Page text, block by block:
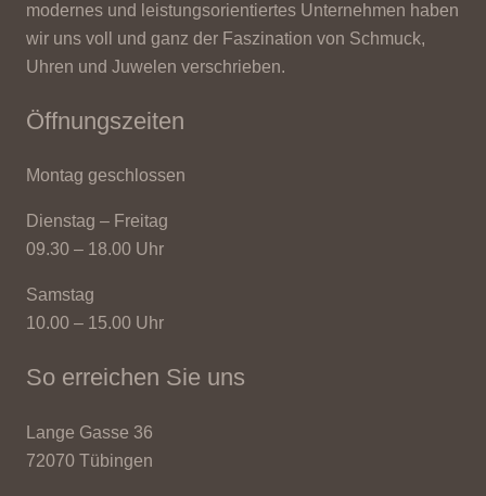
modernes und leistungsorientiertes Unternehmen haben
wir uns voll und ganz der Faszination von Schmuck,
Uhren und Juwelen verschrieben.
Öffnungszeiten
Montag geschlossen
Dienstag – Freitag
09.30 – 18.00 Uhr
Samstag
10.00 – 15.00 Uhr
So erreichen Sie uns
Lange Gasse 36
72070 Tübingen